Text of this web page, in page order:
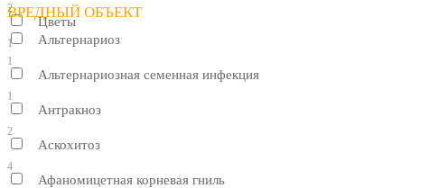
2
Цветы
1
ВРЕДНЫЙ ОБЪЕКТ
Альтернариоз
1
Альтернариозная семенная инфекция
1
Антракноз
2
Аскохитоз
4
Афаномицетная корневая гниль